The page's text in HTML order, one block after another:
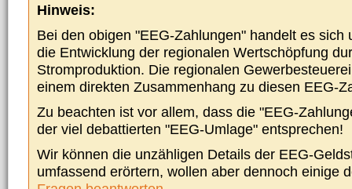
Hinweis:
Bei den obigen "EEG-Zahlungen" handelt es sich
die Entwicklung der regionalen Wertschöpfung
Stromproduktion. Die regionalen
einem direkten Zusammenhang zu diesen EEG-
Zu beachten ist vor allem, dass die "EEG-
der viel debattierten "EEG-Umlage" entsprechen!
Wir können die unzähligen Details der EEG-
umfassend erörtern, wollen aber dennoch einige